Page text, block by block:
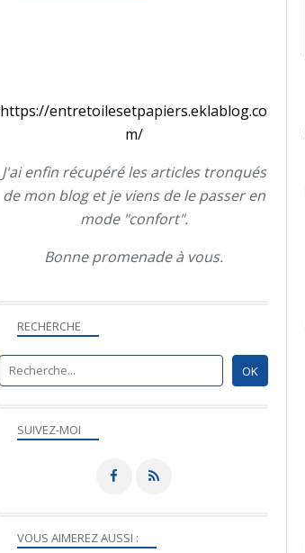
SUIVEZ-MOI
RECHERCHE
VOUS AIMEREZ AUSSI :
https://entretoilesetpapiers.eklablog.co
m/
J'ai enfin récupéré les articles tronqués
de mon blog et je viens de le passer en
mode "confort".
Bonne promenade à vous.